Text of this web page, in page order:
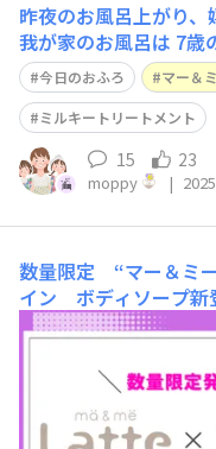
昨夜のお風呂上がり
我が家のお風呂は 7
が浴槽に入るタイミン
て洗う ↓ しばらく3人
が先に出て髪を乾かす といった流れです。 昨日、私が次
女の拭き上げのフォロ
今日のおふろ マー＆
ミルキートリートメント
15 23
moppy |
数量限定 “マー＆ミ
イン ボディソープ新
ープ（ねるねるねる
ーン」のご連絡をコ
がいよいよ2025年1
ねるねコラボデザイ
なります！ マー＆ミ